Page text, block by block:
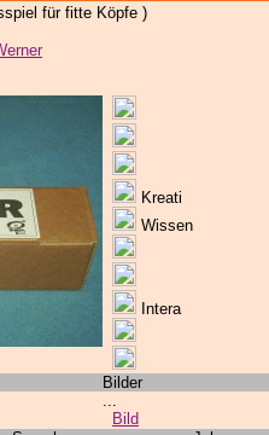
für fitte Köpfe )
Kreati
Wissen
Intera
Bilder
...
Bild